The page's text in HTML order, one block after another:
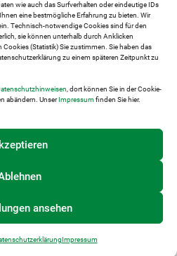
wie auch das Surfverhalten oder eindeutige IDs
eine bestmögliche Erfahrung zu bieten. Wir
Technisch-notwendige Cookies sind für den
sie können unterhalb durch Anklicken
(Statistik) Sie zustimmen. Sie haben das
zu einem späteren Zeitpunkt zu
, dort können Sie in der Cookie-
abändern. UnserImpressumfinden Sie hier.
ansehen
Impressum
bis November und im
darüber hinaus ein
Bahnerlebnis. Bei
liegt der
bzw.
Region. Eine Reise wie
darüber hinaus der
1908), der noch heute
verkehrt.